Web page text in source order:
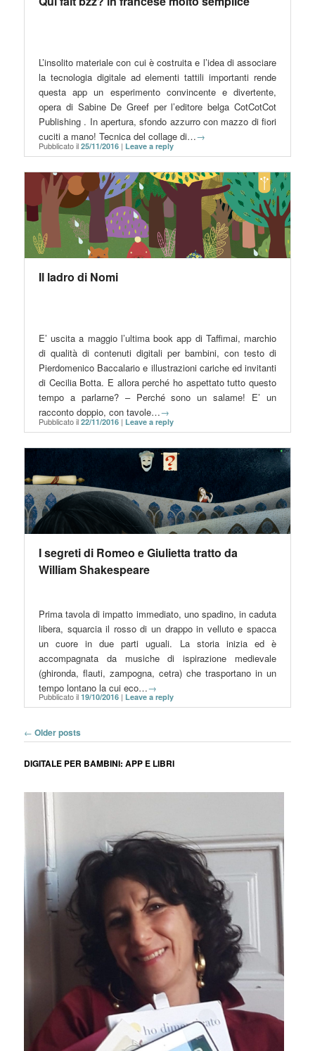
L’insolito materiale con cui è costruita e l’idea di associare
la tecnologia digitale ad elementi tattili importanti rende
questa app un esperimento convincente e divertente,
opera di Sabine De Greef per l’editore belga CotCotCot
Publishing . In apertura, sfondo azzurro con mazzo di fiori
cuciti a mano! Tecnica del collage di…→
Pubblicato il25/11/2016 | Leave a reply
Il ladro di Nomi
E’ uscita a maggio l’ultima book app di Taffimai, marchio
di qualità di contenuti digitali per bambini, con testo di
Pierdomenico Baccalario e illustrazioni cariche ed invitanti
di Cecilia Botta. E allora perché ho aspettato tutto questo
tempo a parlarne? – Perché sono un salame! E’ un
racconto doppio, con tavole…→
Pubblicato il22/11/2016 | Leave a reply
I segreti di Romeo e Giulietta tratto da
William Shakespeare
Prima tavola di impatto immediato, uno spadino, in caduta
libera, squarcia il rosso di un drappo in velluto e spacca
un cuore in due parti uguali. La storia inizia ed è
accompagnata da musiche di ispirazione medievale
(ghironda, flauti, zampogna, cetra) che trasportano in un
tempo lontano la cui eco…→
Pubblicato il19/10/2016 | Leave a reply
Post navigation
← Older posts
DIGITALE PER BAMBINI: APP E LIBRI